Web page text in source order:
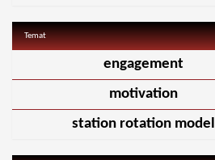
Temat
engagement
motivation
station rotation model